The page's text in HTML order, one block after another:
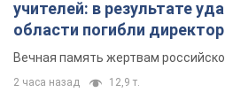
учителей: в результате
области погибли директор
муж и внук
Вечная память жертвам
2 часа назад 12,9 т.